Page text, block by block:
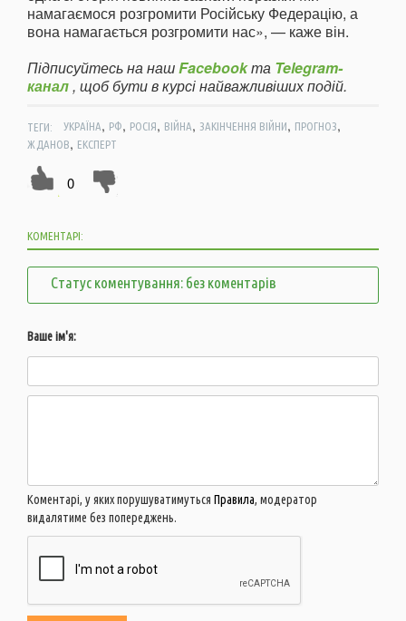
намагаємося розгромити Російську Федерацію, а
вона намагається розгромити нас», — каже він.
Підписуйтесь на нашFacebookта Telegram-
канал, щоб бути в курсі найважливіших подій.
ТЕГИ: УКРАЇНА, РФ, РОСІЯ, ВІЙНА, ЗАКІНЧЕННЯ ВІЙНИ, ПРОГНОЗ,
ЖДАНОВ, ЕКСПЕРТ
0
КОМЕНТАРІ:
Статус коментування: без коментарів
Ваше ім'я:
Коментарі, у яких порушуватимуться Правила, модератор
видалятиме без попереджень.